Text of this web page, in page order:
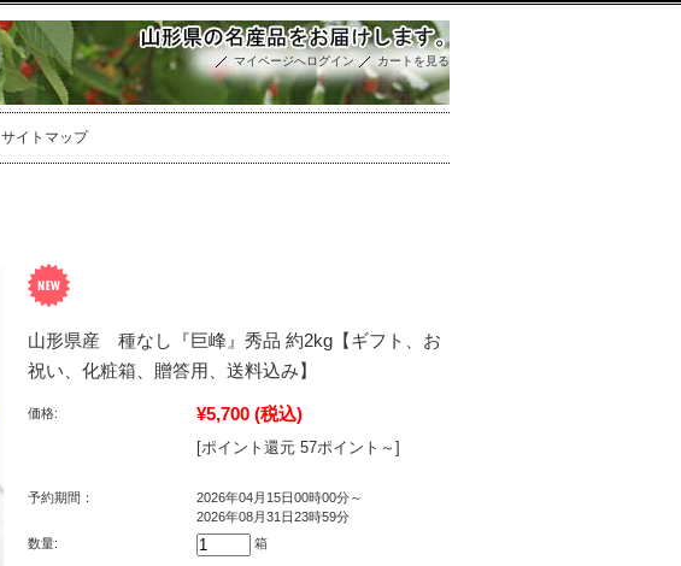
マイページへログイン カートを見る
サイトマップ
山形県産 種なし『巨峰』秀品 約2kg【ギフト、お
祝い、化粧箱、贈答用、送料込み】
価格: ¥5,700 (税込)
[ポイント還元 57ポイント～]
予約期間：
2026年04月15日00時00分～
2026年08月31日23時59分
数量:
箱